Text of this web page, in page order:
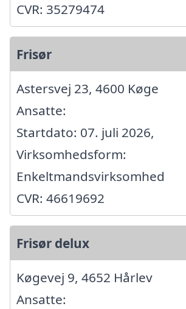
CVR: 35279474
Frisør
Astersvej 23, 4600 Køge
Ansatte:
Startdato: 07. juli 2026,
Virksomhedsform:
Enkeltmandsvirksomhed
CVR: 46619692
Frisør delux
Køgevej 9, 4652 Hårlev
Ansatte: